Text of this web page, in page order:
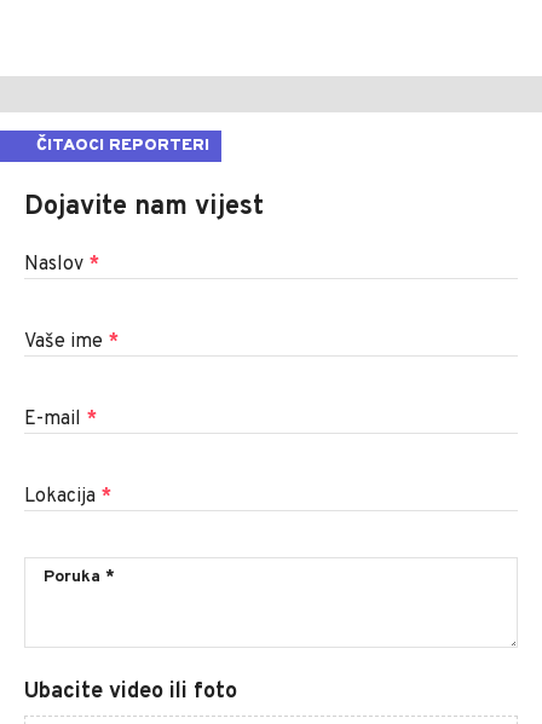
ČITAOCI REPORTERI
Dojavite nam vijest
Naslov *
Vaše ime *
E-mail *
Lokacija *
Ubacite video ili foto